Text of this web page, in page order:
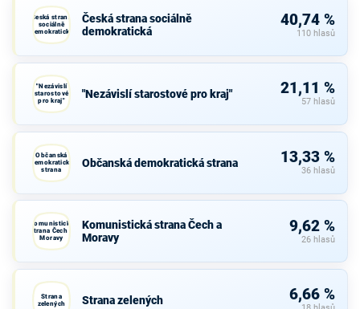
Česká strana
sociálně
demokratická
Česká strana sociálně
demokratická
40,74 %
110 hlasů
"Nezávislí
starostové
pro kraj"
"Nezávislí starostové pro kraj" 21,11 %
57 hlasů
Občanská
demokratická
strana
Občanská demokratická strana 13,33 %
36 hlasů
Komunistická
strana Čech a
Moravy
Komunistická strana Čech a
Moravy
9,62 %
26 hlasů
Strana
zelených
Strana zelených 6,66 %